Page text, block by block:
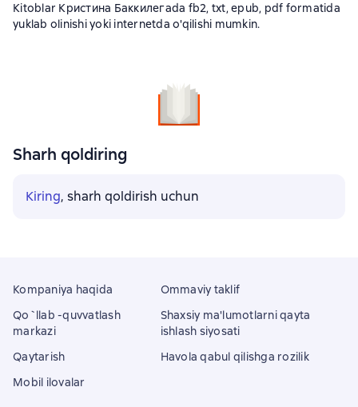
Kitoblar Кристина Баккилегаda fb2, txt, epub, pdf formatida
yuklab olinishi yoki internetda o'qilishi mumkin.
Sharh qoldiring
Kiring, sharh qoldirish uchun
Kompaniya haqida
Qo`llab -quvvatlash
markazi
Qaytarish
Mobil ilovalar
Ommaviy taklif
Shaxsiy ma'lumotlarni qayta
ishlash siyosati
Havola qabul qilishga rozilik